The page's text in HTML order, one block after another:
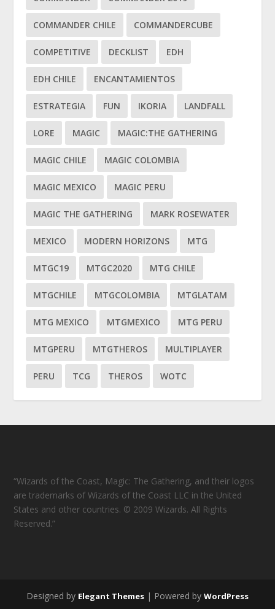
COMMANDER CHILE COMMANDERCUBE
COMPETITIVE DECKLIST EDH
EDH CHILE ENCANTAMIENTOS
ESTRATEGIA FUN IKORIA LANDFALL
LORE MAGIC MAGIC:THE GATHERING
MAGIC CHILE MAGIC COLOMBIA
MAGIC MEXICO MAGIC PERU
MAGIC THE GATHERING MARK ROSEWATER
MEXICO MODERN HORIZONS MTG
MTGC19 MTGC2020 MTG CHILE
MTGCHILE MTGCOLOMBIA MTGLATAM
MTG MEXICO MTGMEXICO MTG PERU
MTGPERU MTGTHEROS MULTIPLAYER
PERU TCG THEROS WOTC
“Wizards of the Coast, Magic: The Gathering, and their logos
are trademarks of Wizards of the Coast LLC in the United
States and other countries. © 2009 Wizards. All Rights
Reserved.”
Designed by Elegant Themes | Powered by WordPress